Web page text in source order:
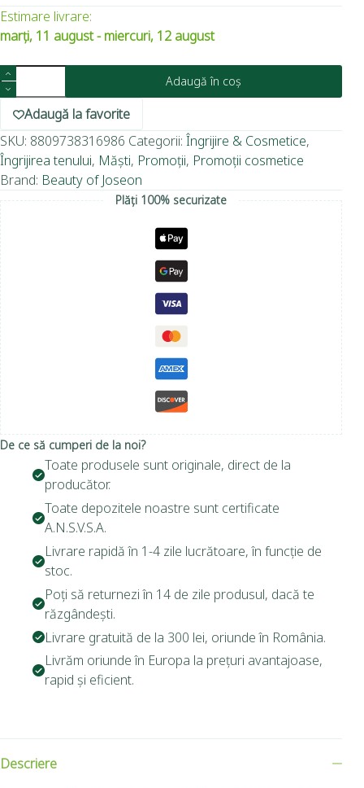
Estimare livrare:
marți, 11 august - miercuri, 12 august
Adaugă în coș
Adaugă la favorite
SKU: 8809738316986 Categorii: Îngrijire & Cosmetice,
Îngrijirea tenului, Măști, Promoții, Promoții cosmetice
Brand: Beauty of Joseon
Plăți 100% securizate
De ce să cumperi de la noi?
Toate produsele sunt originale, direct de la
producător.
Toate depozitele noastre sunt certificate
A.N.S.V.S.A.
Livrare rapidă în 1-4 zile lucrătoare, în funcție de
stoc.
Poți să returnezi în 14 de zile produsul, dacă te
răzgândești.
Livrare gratuită de la 300 lei, oriunde în România.
Livrăm oriunde în Europa la prețuri avantajoase,
rapid și eficient.
Descriere